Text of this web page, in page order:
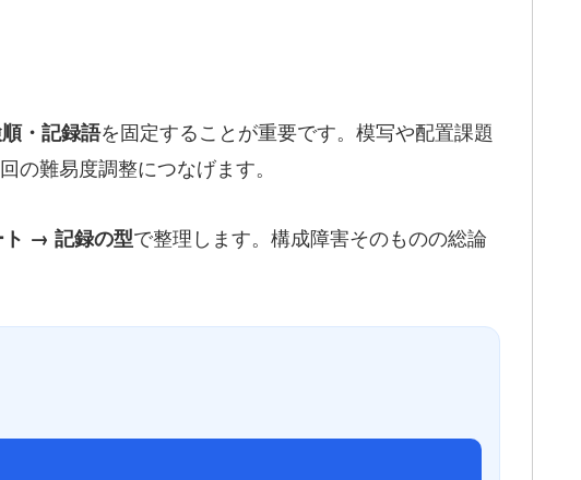
・記録語を固定することが重要です。模写や配置課題
難易度調整につなげます。
→ 記録の型で整理します。構成障害そのものの総論